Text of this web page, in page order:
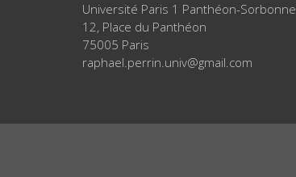
Université Paris 1 Panthéon-Sorbonne
12, Place du Panthéon
75005 Paris
raphael.perrin.univ@gmail.com